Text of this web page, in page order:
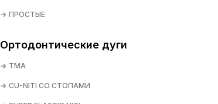
ПРОСТЫЕ
Ортодонтические дуги
TMA
CU-NITI СО СТОПАМИ